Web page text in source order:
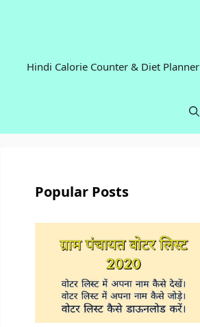
Hindi Calorie Counter & Diet Planner
Popular Posts